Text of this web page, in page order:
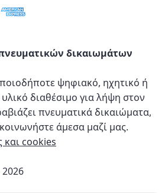
δικαιωμάτων
ψηφιακό, ηχητικό ή
διαθέσιμο για λήψη στον
πνευματικά δικαιώματα,
άμεσα μαζί μας.
και cookies
2026